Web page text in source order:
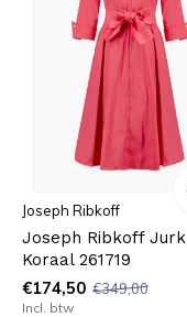
Joseph Ribkoff
Joseph Ribkoff Jurk
Koraal 261719
€174,50 €349,00
Incl. btw